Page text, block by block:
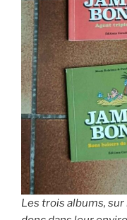
Les trois albums,